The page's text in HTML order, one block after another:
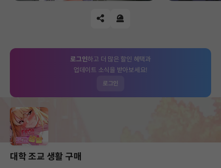
공유하기신고하기
로그인하고 더 많은 할인 혜택과
업데이트 소식을 받아보세요!
로그인
대학 조교 생활 구매